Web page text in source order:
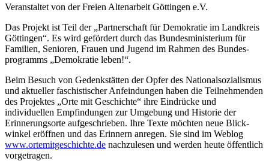
Veranstaltet von der Freien Alten­arbeit Göttingen e.V.
Das Projekt ist Teil der „Partner­schaft für Demokratie im Land­kreis
Göttingen“. Es wird gefördert durch das Bundes­ministerium für
Familien, Senioren, Frauen und Jugend im Rahmen des Bundes­
programms „Demokratie leben!“.
Beim Besuch von Gedenkstätten der Opfer des National­sozialismus
und aktueller faschistischer Anfeindungen haben die Teil­nehmenden
des Projektes „Orte mit Geschichte“ ihre Eindrücke und
individuellen Empfindungen zur Umgebung und Historie der
Erinnerungs­orte aufgeschrieben. Ihre Texte möchten neue Blick­
winkel eröffnen und das Erinnern anregen. Sie sind im Weblog
www.ortemitgeschichte.de nach­zulesen und werden heute öffentlich
vorgetragen.